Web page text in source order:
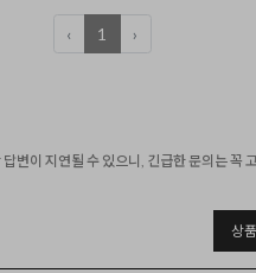
‹ 1 ›
변이 지연될 수 있으니, 긴급한 문의는 꼭
상